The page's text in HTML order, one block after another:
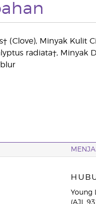
(Clove), Minyak Kulit
radiata†, Minyak
Young
(AJL